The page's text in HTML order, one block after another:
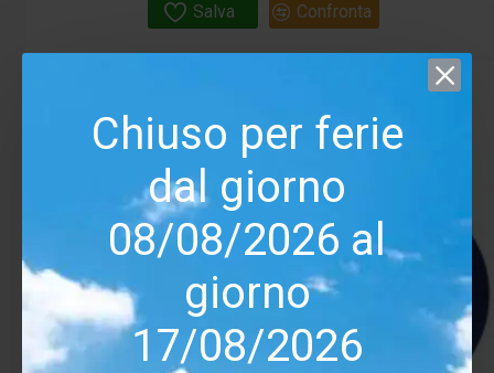
Chiuso per ferie
dal giorno
08/08/2026 al
giorno
17/08/2026
Salva Confronta